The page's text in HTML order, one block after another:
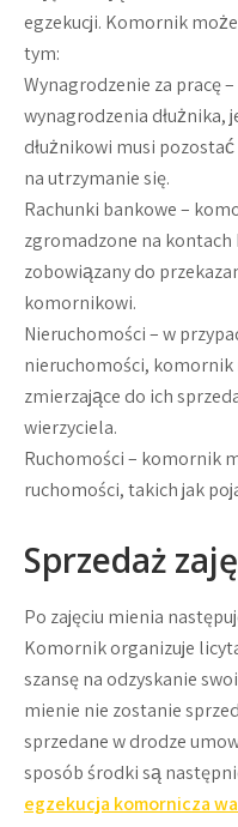
egzekucji. Komornik
tym:
Wynagrodzenie za pracę
wynagrodzenia dłużnika,
dłużnikowi musi
na utrzymanie się.
Rachunki bankowe –
zgromadzone na kontach
zobowiązany do
komornikowi.
Nieruchomości – w
nieruchomości,
zmierzające do ich
wierzyciela.
Ruchomości – komornik
ruchomości, takich jak
Sprzedaż
Po zajęciu mienia
Komornik organizuje
szansę na odzyskanie
mienie nie zostanie
sprzedane w drodze
sposób środki są
egzekucja komornicza